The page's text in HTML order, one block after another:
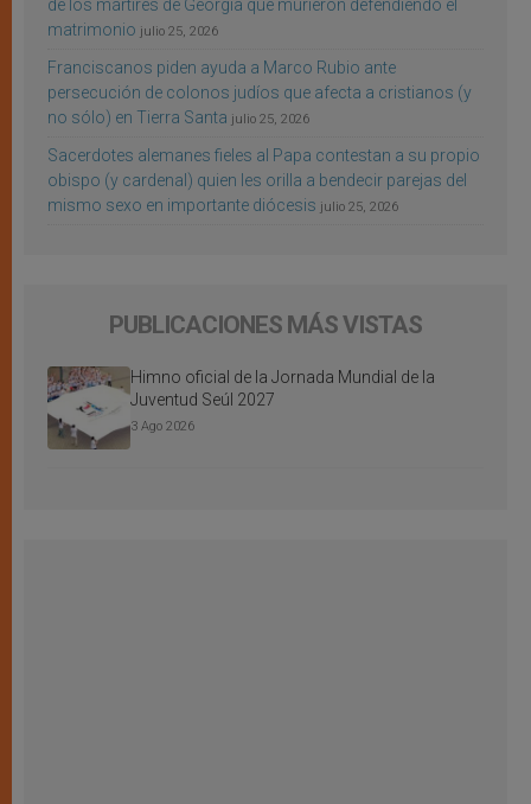
de los mártires de Georgia que murieron defendiendo el
matrimonio julio 25, 2026
Franciscanos piden ayuda a Marco Rubio ante
persecución de colonos judíos que afecta a cristianos (y
no sólo) en Tierra Santa julio 25, 2026
Sacerdotes alemanes fieles al Papa contestan a su propio
obispo (y cardenal) quien les orilla a bendecir parejas del
mismo sexo en importante diócesis julio 25, 2026
PUBLICACIONES MÁS VISTAS
Himno oficial de la Jornada Mundial de la
Juventud Seúl 2027
3 Ago 2026